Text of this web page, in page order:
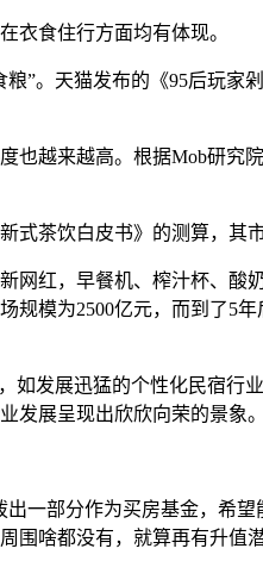
衣食住行方面均有体现。
”。天猫发布的《95后玩
也越来越高。根据Mob研
茶饮白皮书》的测算，其
红，早餐机、榨汁杯、
模为2500亿元，而到了5
如发展迅猛的个性化民宿
发展呈现出欣欣向荣的景象。
一部分作为买房基金，希
围啥都没有，就算再有升值